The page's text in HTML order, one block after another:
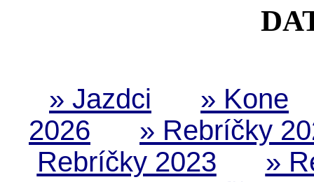
» Jazdci
» Kone
2026
» Rebríčky
Rebríčky 2023
»